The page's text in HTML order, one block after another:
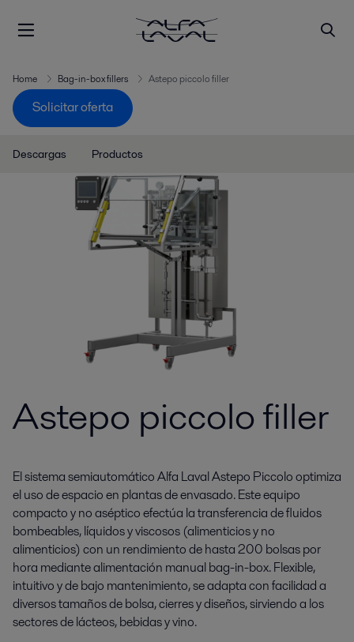
Home Bag-in-box fillers Astepo piccolo filler
Solicitar oferta
Descargas Productos
Astepo piccolo filler
El sistema semiautomático Alfa Laval Astepo Piccolo optimiza
el uso de espacio en plantas de envasado. Este equipo
compacto y no aséptico efectúa la transferencia de fluidos
bombeables, líquidos y viscosos (alimenticios y no
alimenticios) con un rendimiento de hasta 200 bolsas por
hora mediante alimentación manual bag-in-box. Flexible,
intuitivo y de bajo mantenimiento, se adapta con facilidad a
diversos tamaños de bolsa, cierres y diseños, sirviendo a los
sectores de lácteos, bebidas y vino.